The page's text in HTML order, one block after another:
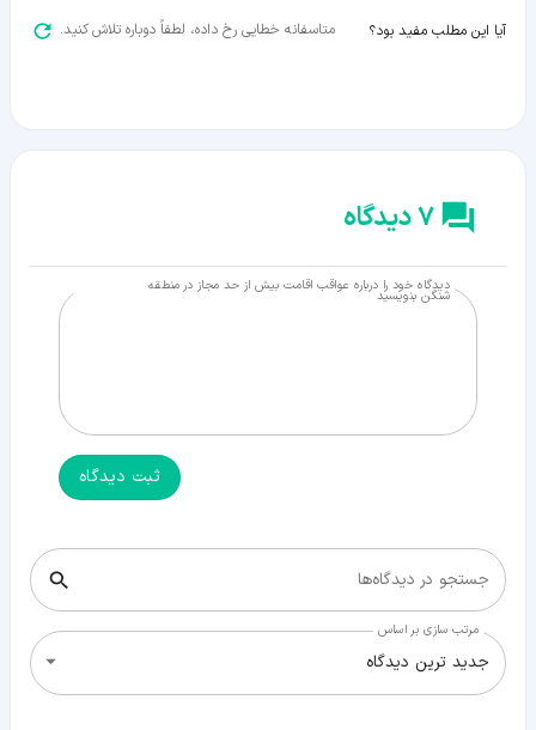
آیا این مطلب مفید بود؟ متاسفانه خطایی رخ داده، لطفاً دوباره تلاش کنید.
7 دیدگاه
دیدگاه خود را درباره عواقب اقامت بیش از حد مجاز در منطقه
شنگن بنویسید
ثبت دیدگاه
جستجو در دیدگاه‌ها
مرتب سازی بر اساس
جدید ترین دیدگاه